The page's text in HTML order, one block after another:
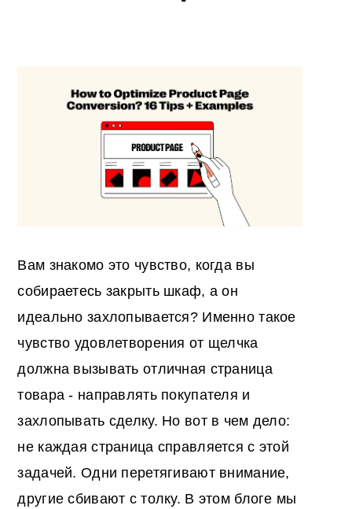
Вам знакомо это чувство, когда вы
собираетесь закрыть шкаф, а он
идеально захлопывается? Именно такое
чувство удовлетворения от щелчка
должна вызывать отличная страница
товара - направлять покупателя и
захлопывать сделку. Но вот в чем дело:
не каждая страница справляется с этой
задачей. Одни перетягивают внимание,
другие сбивают с толку. В этом блоге мы